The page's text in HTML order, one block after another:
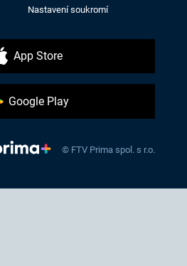
Nastavení soukromí
App Store
Google Play
© FTV Prima spol. s r.o.